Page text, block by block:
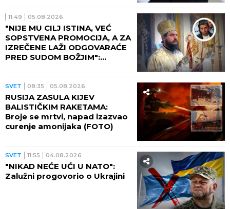
11:49 05.08.2026
"NIJE MU CILJ ISTINA, VEĆ
SOPSTVENA PROMOCIJA, A ZA
IZREČENE LAŽI ODGOVARAĆE
PRED SUDOM BOŽJIM":
Vukanovića
SVET 08:35 05.08.2026
RUSIJA ZASULA KIJEV
BALISTIČKIM RAKETAMA:
Broje se mrtvi, napad izazvao
curenje amonijaka (FOTO)
SVET 11:55 04.08.2026
"NIKAD NEĆE UĆI U NATO":
Zalužni progovorio o Ukrajini